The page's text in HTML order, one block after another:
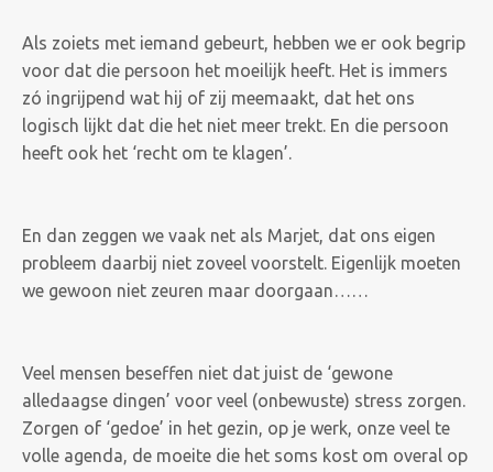
Als zoiets met iemand gebeurt, hebben we er ook begrip
voor dat die persoon het moeilijk heeft. Het is immers
zó ingrijpend wat hij of zij meemaakt, dat het ons
logisch lijkt dat die het niet meer trekt. En die persoon
heeft ook het ‘recht om te klagen’.
En dan zeggen we vaak net als Marjet, dat ons eigen
probleem daarbij niet zoveel voorstelt. Eigenlijk moeten
we gewoon niet zeuren maar doorgaan……
Veel mensen beseffen niet dat juist de ‘gewone
alledaagse dingen’ voor veel (onbewuste) stress zorgen.
Zorgen of ‘gedoe’ in het gezin, op je werk, onze veel te
volle agenda, de moeite die het soms kost om overal op